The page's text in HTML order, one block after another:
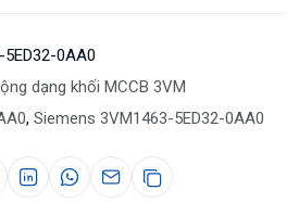
0AA0
dạng khối MCCB 3VM
, Siemens 3VM1463-5ED32-0AA0